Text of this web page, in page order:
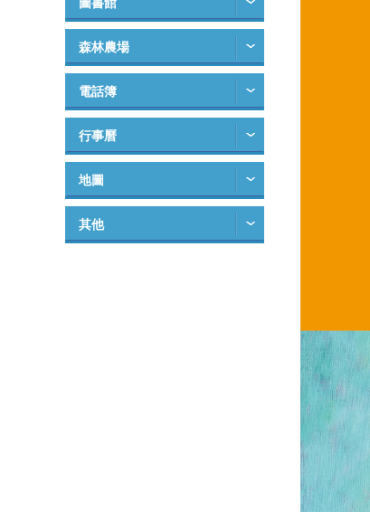
森林農場
電話簿
行事曆
地圖
其他